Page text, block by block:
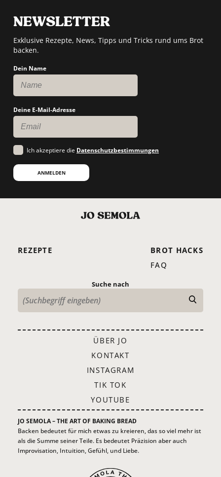
NEWSLETTER
Exklusive Rezepte, News, Tipps und Tricks rund ums Brot
backen.
Dein Name
Deine E-Mail-Adresse
Ich akzeptiere die Datenschutzbestimmungen
ANMELDEN
REZEPTE
BROT HACKS
FAQ
Suche nach
ÜBER JO
KONTAKT
INSTAGRAM
TIK TOK
YOUTUBE
JO SEMOLA – THE ART OF BAKING BREAD
Backen bedeutet für mich etwas zu kreieren, das so viel mehr ist
als die Summe seiner Teile. Es bedeutet Präzision aber auch
Improvisation, Intuition, Gefühl, und Liebe.